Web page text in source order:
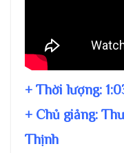
+ Thời lượng:
+ Chủ giảng:
Thịnh